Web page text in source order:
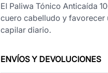
El Paliwa Tónico Anticaída
cuero cabelludo y favorecer
capilar diario.
ENVÍOS Y DEVOLUCIONES